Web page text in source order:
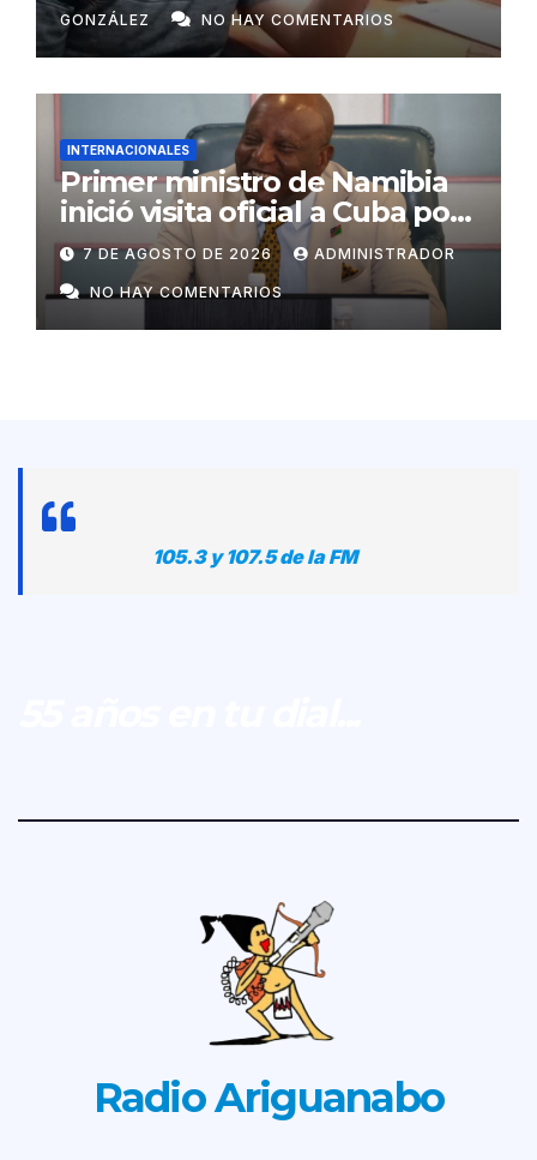
GONZÁLEZ NO HAY COMENTARIOS
INTERNACIONALES
Primer ministro de Namibia
inició visita oficial a Cuba por
invitación de Manuel Marrero
7 DE AGOSTO DE 2026 ADMINISTRADOR
NO HAY COMENTARIOS
105.3 y 107.5 de la FM
Radio Ariguanabo